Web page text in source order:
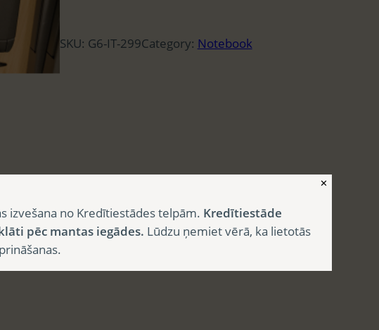
SKU: G6-IT-299Category: Notebook
✕
izvešana no Kredītiestādes telpām. Kredītiestāde
pēc mantas iegādes. Lūdzu ņemiet vērā, ka lietotās